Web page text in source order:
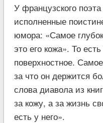
У французского
исполненные
юмора: «Самое
это его кожа». То
поверхностное.
за что он держится
слова диавола из
за кожу, а за жизнь
есть у него».